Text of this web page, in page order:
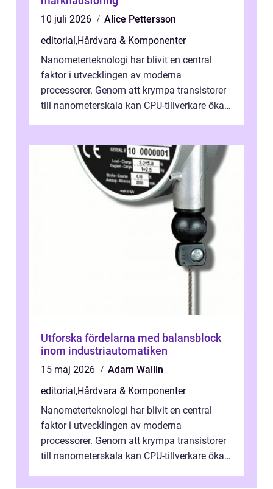
10 juli 2026
Alice Pettersson
editorial,Hårdvara & Komponenter
Nanometerteknologi har blivit en central
faktor i utvecklingen av moderna
processorer. Genom att krympa transistorer
till nanometerskala kan CPU-tillverkare öka
Utforska fördelarna med balansblock
inom industriautomatiken
15 maj 2026
Adam Wallin
editorial,Hårdvara & Komponenter
Nanometerteknologi har blivit en central
faktor i utvecklingen av moderna
processorer. Genom att krympa transistorer
till nanometerskala kan CPU-tillverkare öka